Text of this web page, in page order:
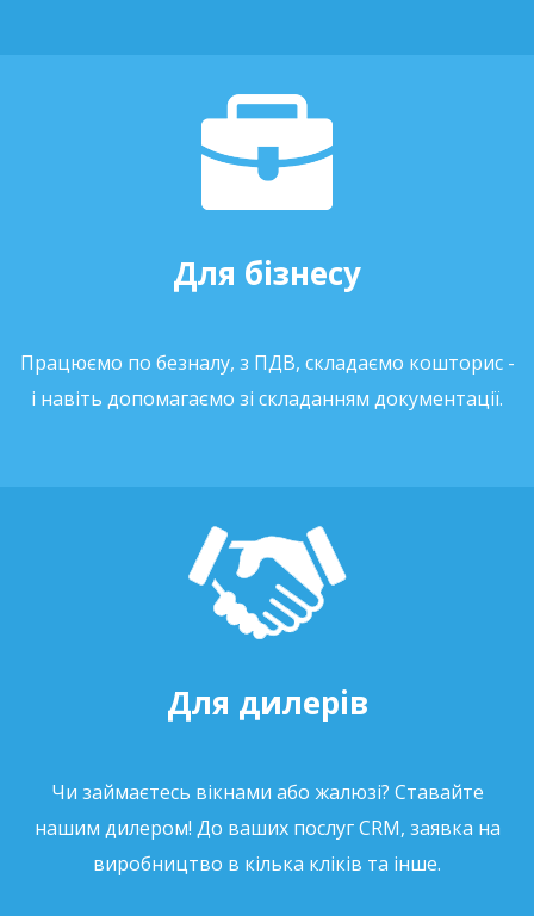
Для бізнесу
Працюємо по безналу, з ПДВ, складаємо кошторис -
і навіть допомагаємо зі складанням документації.
Для дилерів
Чи займаєтесь вікнами або жалюзі? Ставайте
нашим дилером! До ваших послуг CRM, заявка на
виробництво в кілька кліків та інше.